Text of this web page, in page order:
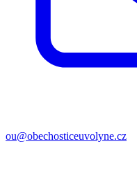
ou@obechosticeuvolyne.cz